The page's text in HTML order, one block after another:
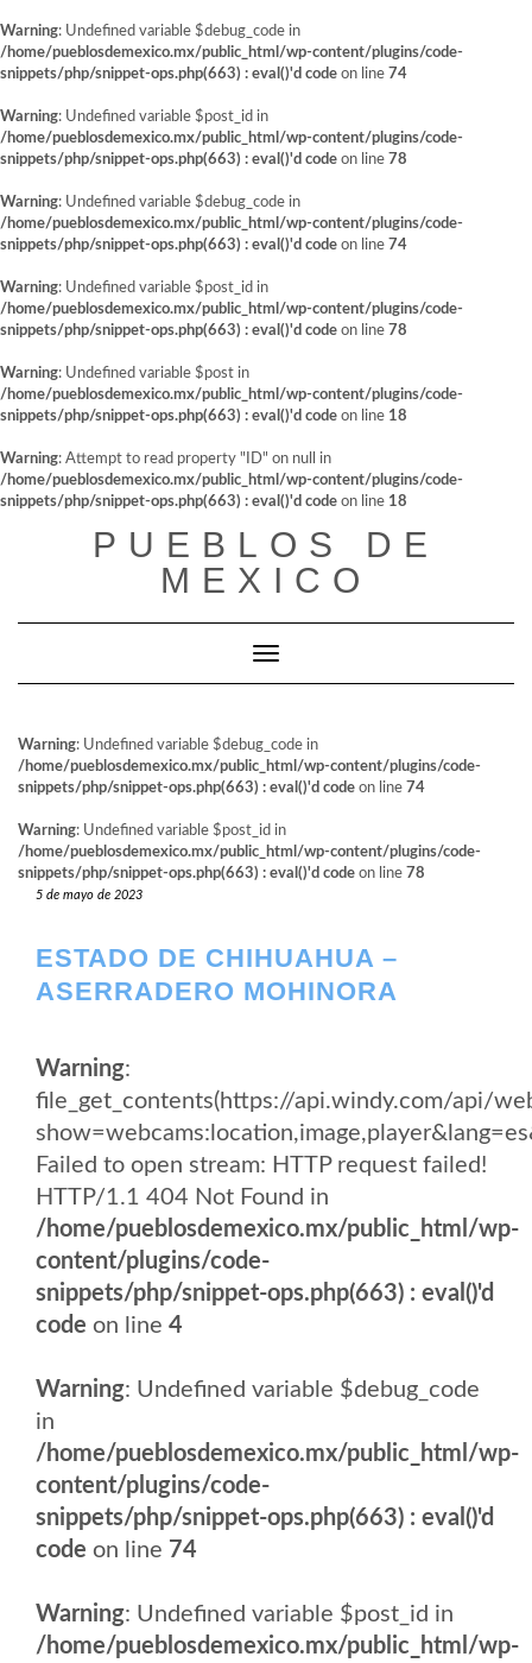
Warning: Undefined variable $debug_code in
/home/pueblosdemexico.mx/public_html/wp-content/plugins/code-
snippets/php/snippet-ops.php(663) : eval()'d code on line 74
Warning: Undefined variable $post_id in
/home/pueblosdemexico.mx/public_html/wp-content/plugins/code-
snippets/php/snippet-ops.php(663) : eval()'d code on line 78
Warning: Undefined variable $debug_code in
/home/pueblosdemexico.mx/public_html/wp-content/plugins/code-
snippets/php/snippet-ops.php(663) : eval()'d code on line 74
Warning: Undefined variable $post_id in
/home/pueblosdemexico.mx/public_html/wp-content/plugins/code-
snippets/php/snippet-ops.php(663) : eval()'d code on line 78
Warning: Undefined variable $post in
/home/pueblosdemexico.mx/public_html/wp-content/plugins/code-
snippets/php/snippet-ops.php(663) : eval()'d code on line 18
Warning: Attempt to read property "ID" on null in
/home/pueblosdemexico.mx/public_html/wp-content/plugins/code-
snippets/php/snippet-ops.php(663) : eval()'d code on line 18
PUEBLOS DE
MEXICO
Cambiar modo de navegación
Warning: Undefined variable $debug_code in
/home/pueblosdemexico.mx/public_html/wp-content/plugins/code-
snippets/php/snippet-ops.php(663) : eval()'d code on line 74
Warning: Undefined variable $post_id in
/home/pueblosdemexico.mx/public_html/wp-content/plugins/code-
snippets/php/snippet-ops.php(663) : eval()'d code on line 78
5 de mayo de 2023
ESTADO DE CHIHUAHUA –
ASERRADERO MOHINORA
Warning:
file_get_contents(https://api.windy.com/api/
Failed to open stream: HTTP request failed!
HTTP/1.1 404 Not Found in
/home/pueblosdemexico.mx/public_html/wp-
content/plugins/code-
snippets/php/snippet-ops.php(663) : eval()'d
code on line 4
Warning: Undefined variable $debug_code
in
/home/pueblosdemexico.mx/public_html/wp-
content/plugins/code-
snippets/php/snippet-ops.php(663) : eval()'d
code on line 74
Warning: Undefined variable $post_id in
/home/pueblosdemexico.mx/public_html/wp-